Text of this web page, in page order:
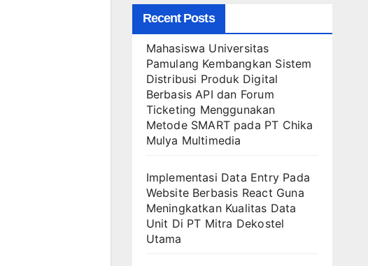
Recent Posts
Mahasiswa Universitas
Pamulang Kembangkan Sistem
Distribusi Produk Digital
Berbasis API dan Forum
Ticketing Menggunakan
Metode SMART pada PT Chika
Mulya Multimedia
Implementasi Data Entry Pada
Website Berbasis React Guna
Meningkatkan Kualitas Data
Unit Di PT Mitra Dekostel
Utama